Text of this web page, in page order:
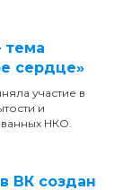
тема
сердце»
участие в
и
НКО.
ВК создан